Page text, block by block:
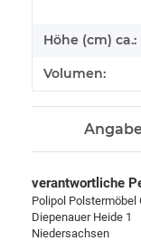
Höhe (cm) ca.:
Volumen:
verantwortliche
Polipol Polstermöbel
Diepenauer Heide 1
Niedersachsen